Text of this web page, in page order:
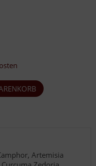
Artemisia